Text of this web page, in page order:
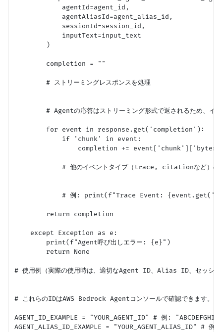
            agentId=agent_id,
            agentAliasId=agent_alias_id,
            sessionId=session_id,
            inputText=input_text
        )
        completion = ""
        # ストリーミングレスポンスを処理
# Agentの応答はストリーミング形式で返されるため、イ
        for event in response.get('completion'):
            if 'chunk' in event:
completion +=
# 他のイベントタイプ（trace, citationなど）の
# 例: print(f"Trace Event:
        return completion
    except Exception as e:
        print(f"Agent呼び出しエラー: {e}")
        return None
# 使用例（実際の使用時は、適切なAgent ID、Alias ID、セッショ
# これらのIDはAWS Bedrock Agentコンソールで確認できます。
AGENT_ID_EXAMPLE = "YOUR_AGENT_ID" # 例:
AGENT_ALIAS_ID_EXAMPLE = "YOUR_AGENT_ALIAS_ID" #